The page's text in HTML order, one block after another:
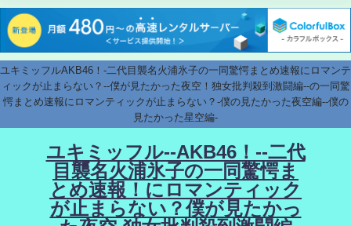
ユキミッフルAKB46！-二代目襲名火浦氷子の一同驚愕まとめ速報にロマンテ
ィックが止まらない？--僕が見たかった夜空！独女批判殺到激闘編--の一同驚
愕まとめ速報にロマンティックが止まらない？-僕の見たかった夜空編--僕の
見たかった星空編-
ユキミッフル--AKB46！--二代
目襲名火浦氷子の一同驚愕ま
とめ速報！にロマンティック
が止まらない？僕が見たかっ